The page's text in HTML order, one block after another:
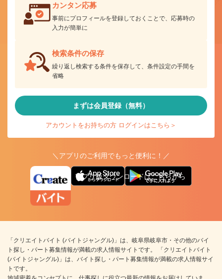
カンタン応募
事前にプロフィールを登録しておくことで、応募時の
入力が簡単に
検索条件の保存
繰り返し検索する条件を保存して、条件設定の手間を
省略
まずは会員登録（無料）
アカウントをお持ちの方 ログインはこちら＞
＼アプリのご利用でもっと便利に！／
アプリ版ダウンロードはこちらから
「クリエイトバイト (バイトジャングル)」は、岐阜県岐阜市・その他のバイ
ト探し・パート募集情報が満載の求人情報サイトです。 「クリエイトバイト
(バイトジャングル)」は、バイト探し・パート募集情報が満載の求人情報サイ
トです。